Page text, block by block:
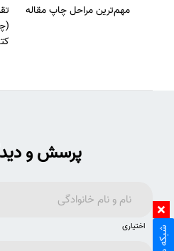
مهم‌ترین مراحل چاپ مقاله
پرسش و
اختیاری